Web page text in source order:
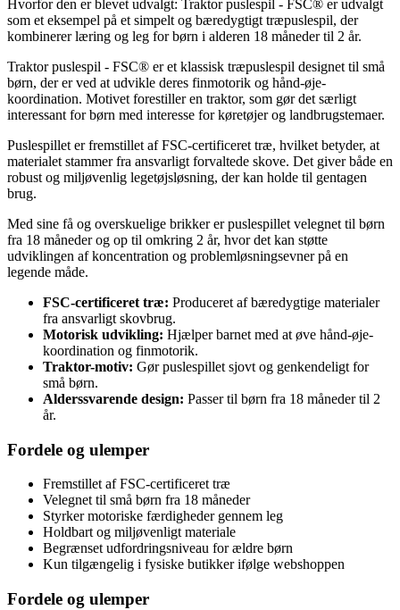
Hvorfor den er blevet udvalgt: Traktor puslespil - FSC® er udvalgt
som et eksempel på et simpelt og bæredygtigt træpuslespil, der
kombinerer læring og leg for børn i alderen 18 måneder til 2 år.
Traktor puslespil - FSC® er et klassisk træpuslespil designet til små
børn, der er ved at udvikle deres finmotorik og hånd-øje-
koordination. Motivet forestiller en traktor, som gør det særligt
interessant for børn med interesse for køretøjer og landbrugstemaer.
Puslespillet er fremstillet af FSC-certificeret træ, hvilket betyder, at
materialet stammer fra ansvarligt forvaltede skove. Det giver både en
robust og miljøvenlig legetøjsløsning, der kan holde til gentagen
brug.
Med sine få og overskuelige brikker er puslespillet velegnet til børn
fra 18 måneder og op til omkring 2 år, hvor det kan støtte
udviklingen af koncentration og problemløsningsevner på en
legende måde.
FSC-certificeret træ: Produceret af bæredygtige materialer
fra ansvarligt skovbrug.
Motorisk udvikling: Hjælper barnet med at øve hånd-øje-
koordination og finmotorik.
Traktor-motiv: Gør puslespillet sjovt og genkendeligt for
små børn.
Alderssvarende design: Passer til børn fra 18 måneder til 2
år.
Fordele og ulemper
Fremstillet af FSC-certificeret træ
Velegnet til små børn fra 18 måneder
Styrker motoriske færdigheder gennem leg
Holdbart og miljøvenligt materiale
Begrænset udfordringsniveau for ældre børn
Kun tilgængelig i fysiske butikker ifølge webshoppen
Fordele og ulemper